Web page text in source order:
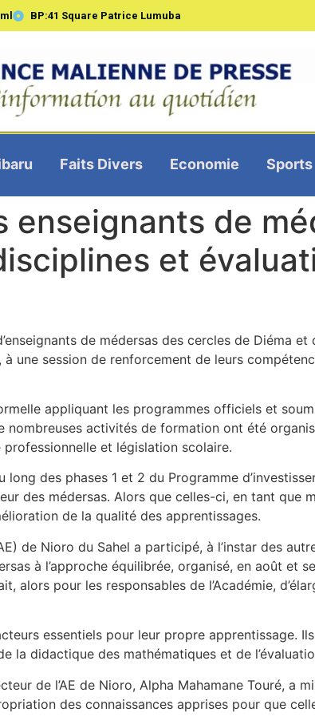
BP:41 Square Patrice Lumuba
Faits Divers Economie Sports
enseignants de
et
de médersas des cercles de Diéma
une session de renforcement de leurs
appliquant les programmes officiels et
nombreuses activités de formation ont été
et législation scolaire.
des phases 1 et 2 du Programme
des médersas. Alors que celles-ci, en tant que
de la qualité des apprentissages.
de Nioro du Sahel a participé, à l’instar des
à l’approche équilibrée, organisé, en août et
alors pour les responsables de l’Académie,
essentiels pour leur propre apprentissage.
la didactique des mathématiques et de
de l’AE de Nioro, Alpha Mahamane Touré, a
des connaissances apprises pour que